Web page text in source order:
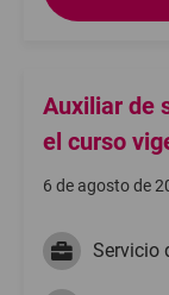
Auxiliar de
el curso
6 de agosto de
Servicio